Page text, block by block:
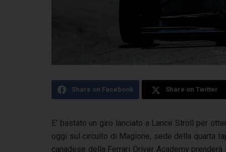
Share on Facebook Share on Twitter
E’ bastato un giro lanciato a Lance Stroll per
oggi sul circuito di Magione, sede della quarta
canadese della Ferrari Driver Academy